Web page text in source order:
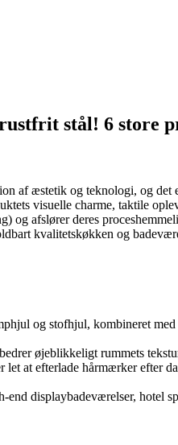
stål! 6 store
af æstetik og teknologi, og det
visuelle charme, taktile
afslører deres
kvalitetskøkken og
og stofhjul, kombineret
øjeblikkeligt rummets
at efterlade hårmærker efter
displaybadeværelser, hotel